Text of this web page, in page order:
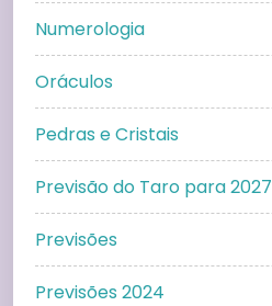
Numerologia
Oráculos
Pedras e Cristais
Previsão do Taro para 2027
Previsões
Previsões 2024